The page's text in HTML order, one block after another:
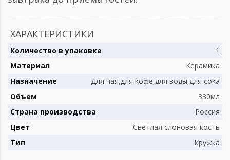
ХАРАКТЕРИСТИКИ
Количество в упаковке
1
Материал
Керамика
Назначение
Для чая,для кофе,для воды,для сока
Объем
330мл
Страна производства
Россия
Цвет
Светлая слоновая кость
Тип
Кружка